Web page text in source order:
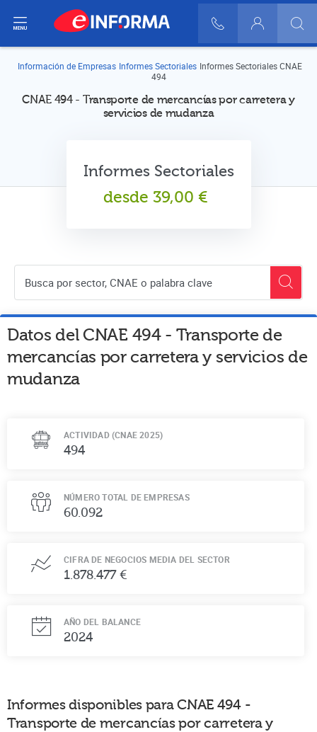
900 10 30 20
Login
Información de Empresas Informes Sectoriales Informes Sectoriales CNAE
494
CNAE 494 - Transporte de mercancías por carretera y
servicios de mudanza
Informes Sectoriales
desde 39,00 €
Datos del CNAE 494- Transporte de
mercancías por carretera y servicios de
mudanza
ACTIVIDAD (CNAE 2025)
494
NÚMERO TOTAL DE EMPRESAS
60.092
CIFRA DE NEGOCIOS MEDIA DEL SECTOR
1.878.477 €
AÑO DEL BALANCE
2024
Informes disponibles para CNAE 494 -
Transporte de mercancías por carretera y